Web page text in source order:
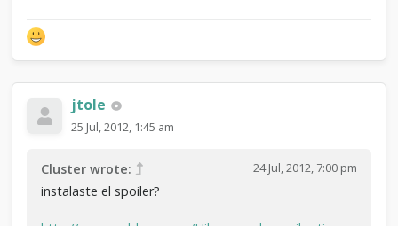
jtole
25 Jul, 2012, 1:45 am
24 Jul, 2012, 7:00 pm
Cluster wrote:
instalaste el spoiler?